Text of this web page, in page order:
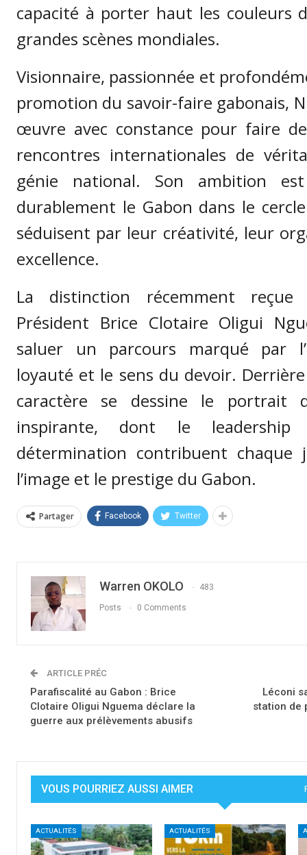
capacité à porter haut les couleurs
grandes scènes mondiales.
Visionnaire, passionnée et
promotion du savoir-faire gabonais,
œuvre avec constance pour faire
rencontres internationales de
génie national. Son ambition
durablement le Gabon dans le
séduisent par leur créativité, leur
excellence.
La distinction récemment
Président Brice Clotaire Oligui
saluer un parcours marqué par
loyauté et le sens du devoir.
caractère se dessine le portrait
inspirante, dont le
détermination contribuent chaque
l’image et le prestige du Gabon.
Partager Facebook Twitter
Warren OKOLO 483
Posts 0 Comments
ARTICLE PRÉC
Parafiscalité au Gabon : Brice
Clotaire Oligui Nguema déclare la
guerre aux prélèvements abusifs
Léconi
station de
VOUS POURRIEZ AUSSI AIMER
ACTUALITÉS ACTUALITÉS